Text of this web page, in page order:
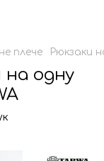
плече Рюкзаки
на одну